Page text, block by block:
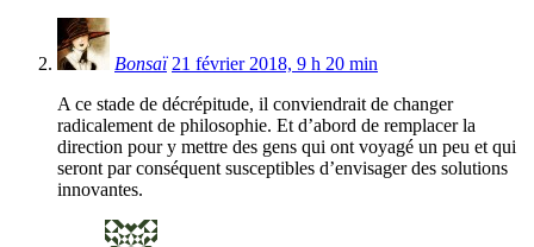
Bonsaï 21 février 2018, 9 h 20 min
A ce stade de décrépitude, il conviendrait de changer
radicalement de philosophie. Et d’abord de remplacer la
direction pour y mettre des gens qui ont voyagé un peu et qui
seront par conséquent susceptibles d’envisager des solutions
innovantes.